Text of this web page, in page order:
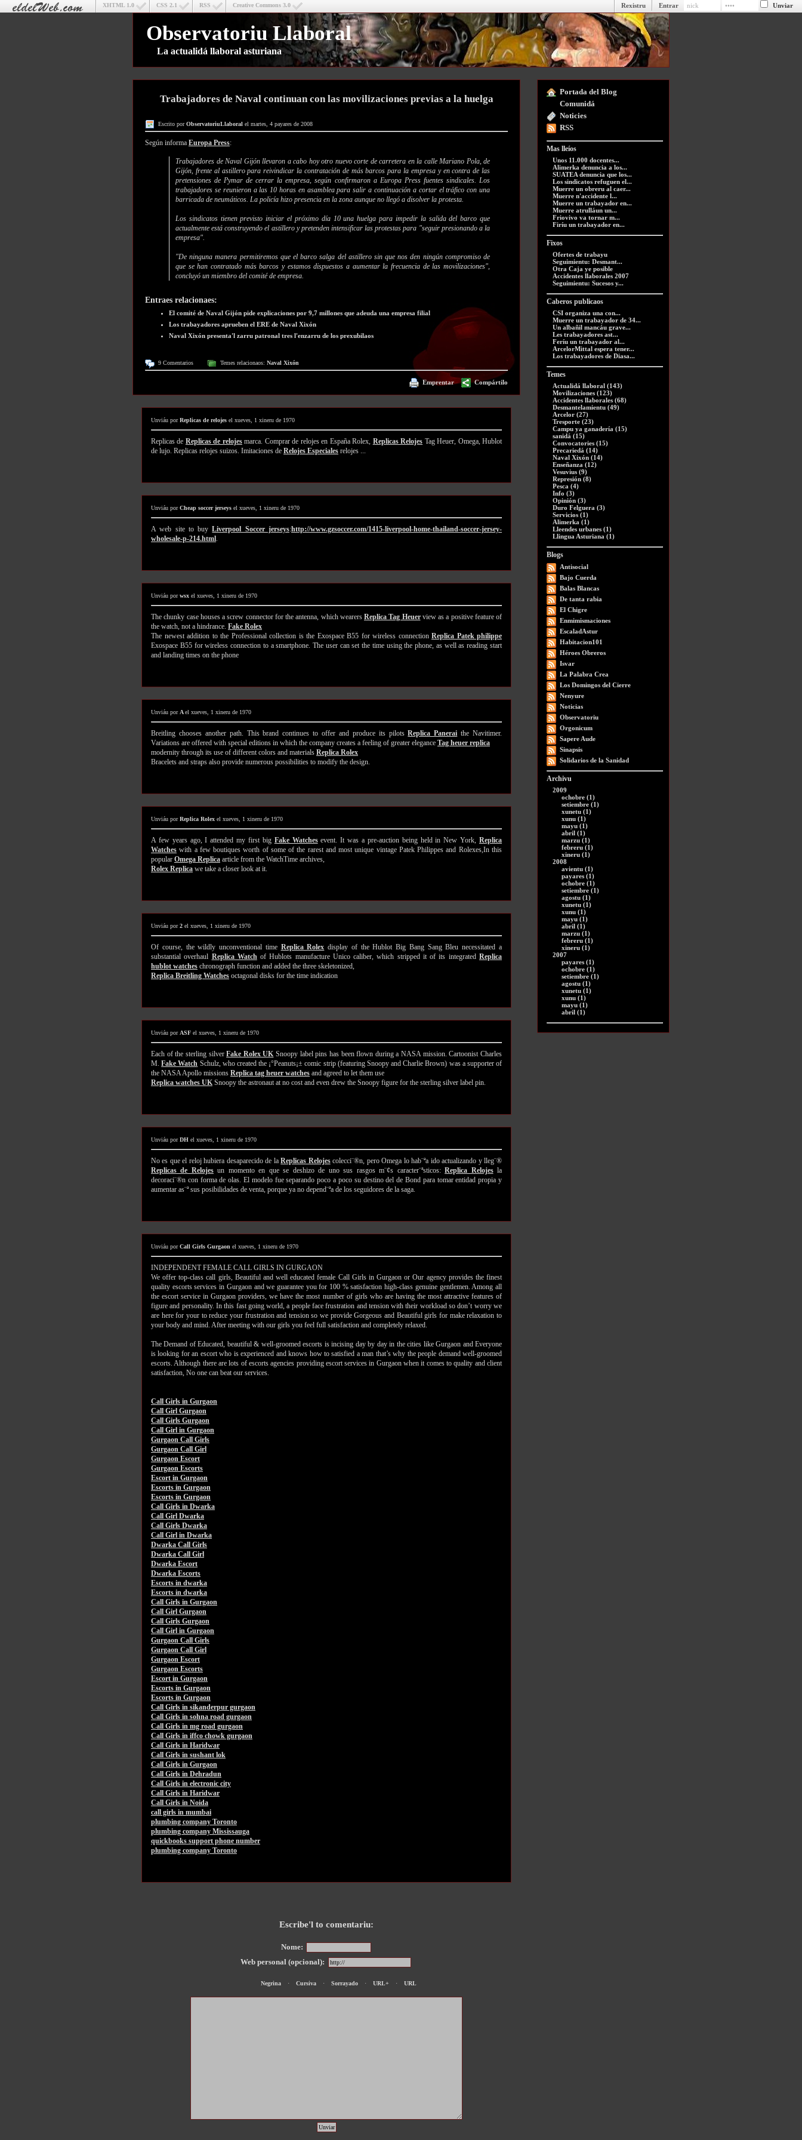
Creative Commons 3.0
RSS
CSS 2.1
XHTML 1.0 Entrar
Rexistru
Observatoriu Llaboral
La actualidá llaboral asturiana
Portada del Blog
Comunidá
Noticies
RSS
Mas lleíos
Unos 11.000 docentes...
Alimerka denuncia a los...
SUATEA denuncia que los...
Los sindicatos refuguen el...
Muerre un obreru al caer...
Muerre n'accidente l...
Muerre un trabayador en...
Muerre atrulláun un...
Friovivo va tornar m...
Firíu un trabayador en...
Fixos
Ofertes de trabayu
Seguimientu: Desmant...
Otra Caja ye posible
Accidentes llaborales 2007
Seguimientu: Sucesos y...
Caberos publicaos
CSI organiza una con...
Muerre un trabayador de 34...
Un albañil mancáu grave...
Les trabayadores ast...
Feríu un trabayador al...
ArcelorMittal espera tener...
Los trabayadores de Diasa...
Temes
Actualidá llaboral (143)
Movilizaciones (123)
Accidentes llaborales (68)
Desmantelamientu (49)
Arcelor (27)
Tresporte (23)
Campu ya ganadería (15)
sanidá (15)
Convocatories (15)
Precariedá (14)
Naval Xixón (14)
Enseñanza (12)
Vesuvius (9)
Represión (8)
Pesca (4)
Info (3)
Opinión (3)
Duro Felguera (3)
Servicios (1)
Alimerka (1)
Lleendes urbanes (1)
Llingua Asturiana (1)
Blogs
Antisocial
Bajo Cuerda
Balas Blancas
De tanta rabia
El Chigre
Enmimismaciones
EscaladAstur
Habitacion101
Héroes Obreros
Isvar
La Palabra Crea
Los Domingos del Cierre
Nenyure
Noticias
Observatoriu
Orgonicum
Sapere Aude
Sinapsis
Solidarios de la Sanidad
Archivu
2009
ochobre (1)
setiembre (1)
xunetu (1)
xunu (1)
mayu (1)
abril (1)
marzu (1)
febreru (1)
xineru (1)
2008
avientu (1)
payares (1)
ochobre (1)
setiembre (1)
agostu (1)
xunetu (1)
xunu (1)
mayu (1)
abril (1)
marzu (1)
febreru (1)
xineru (1)
2007
payares (1)
ochobre (1)
setiembre (1)
agostu (1)
xunetu (1)
xunu (1)
mayu (1)
abril (1)
Trabajadores de Naval continuan con las movilizaciones previas a la huelga
Escrito porObservatoriuLlaboral el martes, 4 payares de 2008
Según informa Europa Press:
Trabajadores de Naval Gijón llevaron a cabo hoy otro nuevo corte de carretera en la calle Mariano Pola, de
Gijón, frente al astillero para reivindicar la contratación de más barcos para la empresa y en contra de las
pretensiones de Pymar de cerrar la empresa, según confirmaron a Europa Press fuentes sindicales. Los
trabajadores se reunieron a las 10 horas en asamblea para salir a continuación a cortar el tráfico con una
barricada de neumáticos. La policía hizo presencia en la zona aunque no llegó a disolver la protesta.
Los sindicatos tienen previsto iniciar el próximo día 10 una huelga para impedir la salida del barco que
actualmente está construyendo el astillero y pretenden intensificar las protestas para "seguir presionando a la
empresa".
"De ninguna manera permitiremos que el barco salga del astillero sin que nos den ningún compromiso de
que se han contratado más barcos y estamos dispuestos a aumentar la frecuencia de las movilizaciones",
concluyó un miembro del comité de empresa.
Entraes relacionaes:
El comité de Naval Gijón pide explicaciones por 9,7 millones que adeuda una empresa filial
Los trabayadores aprueben el ERE de Naval Xixón
Naval Xixón presenta'l zarru patronal tres l'enzarru de los prexubilaos
9 Comentarios Temes relacionaos: Naval Xixón
Emprentar Compártilo
Unviáu porReplicas de relojes el xueves, 1 xineru de 1970
Replicas de Replicas de relojesmarca. Comprar de relojes en España Rolex, Replicas Relojes Tag Heuer, Omega, Hublot
de lujo. Replicas relojes suizos. Imitaciones de Relojes Especiales relojes ...
Unviáu porCheap soccer jerseys el xueves, 1 xineru de 1970
A web site to buyLiverpool Soccer jerseys:http://www.gzsoccer.com/1415-liverpool-home-thailand-soccer-jersey-
wholesale-p-214.html.
Unviáu porwsx el xueves, 1 xineru de 1970
The chunky case houses a screw connector for the antenna, which wearers Replica Tag Heuerview as a positive feature of
the watch, not a hindrance. Fake Rolex
The newest addition to the Professional collection is the Exospace B55 for wireless connection Replica Patek philippe
Exospace B55 for wireless connection to a smartphone. The user can set the time using the phone, as well as reading start
and landing times on the phone
Unviáu porAel xueves, 1 xineru de 1970
Breitling chooses another path. This brand continues to offer and produce its pilotsReplica Panerai the Navitimer.
Variations are offered with special editions in which the company creates a feeling of greater elegance Tag heuer replica
modernity through its use of different colors and materials Replica Rolex
Bracelets and straps also provide numerous possibilities to modify the design.
Unviáu porReplica Rolex el xueves, 1 xineru de 1970
A few years ago, I attended my first big Fake Watchesevent. It was a pre-auction being held in New York,Replica
Watches with a few boutiques worth of some of the rarest and most unique vintage Patek Philippes and Rolexes,In this
popular Omega Replica article from the WatchTime archives,
Rolex Replica we take a closer look at it.
Unviáu por2 el xueves, 1 xineru de 1970
Of course, the wildly unconventional time Replica Rolex display of the Hublot Big Bang Sang Bleu necessitated a
substantial overhaul Replica Watchof Hublots manufacture Unico caliber, which stripped it of its integratedReplica
hublot watches chronograph function and added the three skeletonized,
Replica Breitling Watches octagonal disks for the time indication
Unviáu porASF el xueves, 1 xineru de 1970
Each of the sterling silverFake Rolex UKSnoopy label pins has been flown during a NASA mission. Cartoonist Charles
M.Fake Watch Schulz, who created the ¡°Peanuts¡± comic strip (featuring Snoopy and Charlie Brown) was a supporter of
the NASA Apollo missions Replica tag heuer watches and agreed to let them use
Replica watches UKSnoopy the astronaut at no cost and even drew the Snoopy figure for the sterling silver label pin.
Unviáu porDH el xueves, 1 xineru de 1970
No es que el reloj hubiera desaparecido de laReplicas Relojescolecci¨®n, pero Omega lo hab¨ªa ido actualizando y lleg¨®
Replicas de Relojesun momento en que se deshizo de uno sus rasgos m¨¢s caracter¨ªsticos:Replica Relojesla
decoraci¨®n con forma de olas. El modelo fue separando poco a poco su destino del de Bond para tomar entidad propia y
aumentar as¨ª sus posibilidades de venta, porque ya no depend¨ªa de los seguidores de la saga.
Unviáu porCall Girls Gurgaon el xueves, 1 xineru de 1970
INDEPENDENT FEMALE CALL GIRLS IN GURGAON
We offer top-class call girls, Beautiful and well educated female Call Girls in Gurgaon or Our agency provides the finest
quality escorts services in Gurgaon and we guarantee you for 100 % satisfaction high-class genuine gentlemen. Among all
the escort service in Gurgaon providers, we have the most number of girls who are having the most attractive features of
figure and personality. In this fast going world, a people face frustration and tension with their workload so don’t worry we
are here for your to reduce your frustration and tension so we provide Gorgeous and Beautiful girls for make relaxation to
your body and mind. After meeting with our girls you feel full satisfaction and completely relaxed.
The Demand of Educated, beautiful & well-groomed escorts is incising day by day in the cities like Gurgaon and Everyone
is looking for an escort who is experienced and knows how to satisfied a man that’s why the people demand well-groomed
escorts. Although there are lots of escorts agencies providing escort services in Gurgaon when it comes to quality and client
satisfaction, No one can beat our services.
Call Girls in Gurgaon
Call Girl Gurgaon
Call Girls Gurgaon
Call Girl in Gurgaon
Gurgaon Call Girls
Gurgaon Call Girl
Gurgaon Escort
Gurgaon Escorts
Escort in Gurgaon
Escorts in Gurgaon
Escorts in Gurgaon
Call Girls in Dwarka
Call Girl Dwarka
Call Girls Dwarka
Call Girl in Dwarka
Dwarka Call Girls
Dwarka Call Girl
Dwarka Escort
Dwarka Escorts
Escorts in dwarka
Escorts in dwarka
Call Girls in Gurgaon
Call Girl Gurgaon
Call Girls Gurgaon
Call Girl in Gurgaon
Gurgaon Call Girls
Gurgaon Call Girl
Gurgaon Escort
Gurgaon Escorts
Escort in Gurgaon
Escorts in Gurgaon
Escorts in Gurgaon
Call Girls in sikanderpur gurgaon
Call Girls in sohna road gurgaon
Call Girls in mg road gurgaon
Call Girls in iffco chowk gurgaon
Call Girls in Haridwar
Call Girls in sushant lok
Call Girls in Gurgaon
Call Girls in Dehradun
Call Girls in electronic city
Call Girls in Haridwar
Call Girls in Noida
call girls in mumbai
plumbing company Toronto
plumbing company Mississauga
quickbooks support phone number
plumbing company Toronto
Escribe'l to comentariu:
Nome:
Web personal (opcional):
Negrina · Cursiva · Sorrayado · URL+ · URL